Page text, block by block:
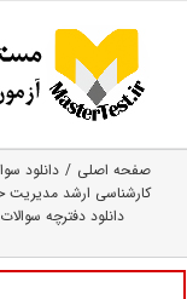
content
صفحه اصلی
دانلود
کارشناسی ارشد مدیریت